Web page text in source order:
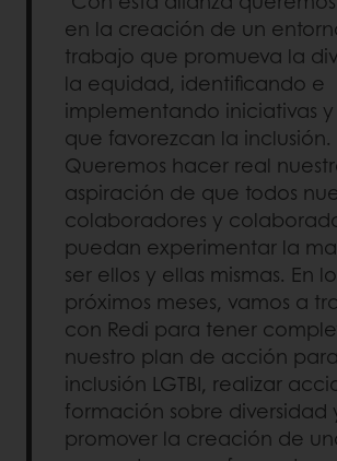
en la creación de un
trabajo que promueva la
la equidad, identificando e
implementando iniciativas
que favorezcan la inclusión.
Queremos hacer real
aspiración de que todos
colaboradores y
puedan experimentar la
ser ellos y ellas mismas. En
próximos meses, vamos a
con Redi para tener
nuestro plan de acción
inclusión LGTBI, realizar
formación sobre diversidad
promover la creación de